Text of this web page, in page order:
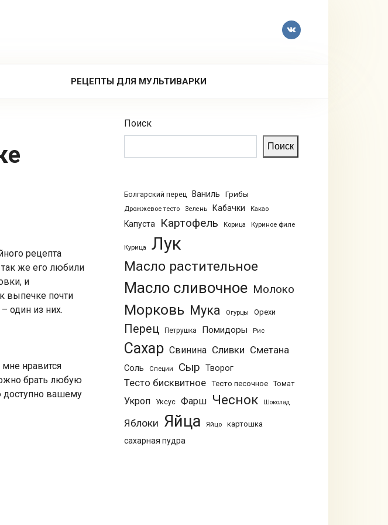
РЕЦЕПТЫ ДЛЯ МУЛЬТИВАРКИ
рецепта
же его любили
и
выпечке почти
один из них.
нравится
брать любую
доступно вашему
Поиск
Поиск
Болгарский перец Ваниль Грибы
Дрожжевое тесто Зелень Кабачки Какао
Капуста Картофель Корица Куриное филе
Курица Лук
Масло растительное
Масло сливочное Молоко
Морковь Мука Огурцы Орехи
Перец Петрушка Помидоры Рис
Сахар Свинина Сливки Сметана
Соль Специи Сыр Творог
Тесто бисквитное Тесто песочное Томат
Укроп Уксус Фарш Чеснок Шоколад
Яблоки Яйца Яйцо картошка
сахарная пудра